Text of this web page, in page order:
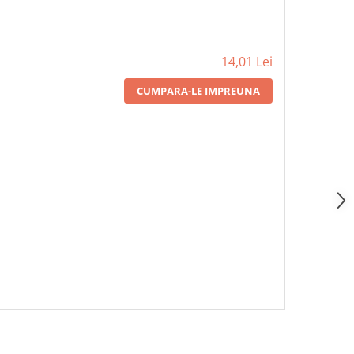
14,01 Lei
CUMPARA-LE IMPREUNA